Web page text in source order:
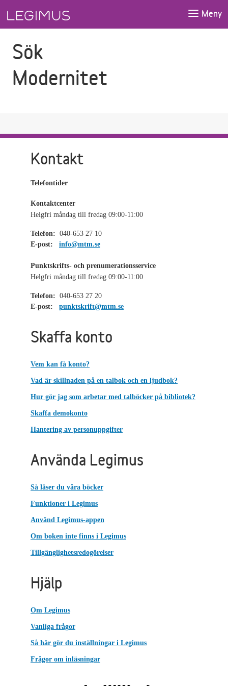
Meny
Sök
Modernitet
Kontakt
Telefontider
Kontaktcenter
Helgfri måndag till fredag 09:00-11:00
Telefon: 040-653 27 10
E-post:
info@mtm.se
Punktskrifts- och prenumerationsservice
Helgfri måndag till fredag 09:00-11:00
Telefon: 040-653 27 20
E-post:
punktskrift@mtm.se
Skaffa konto
Vem kan få konto?
Vad är skillnaden på en talbok och en ljudbok?
Hur gör jag som arbetar med talböcker på bibliotek?
Skaffa demokonto
Hantering av personuppgifter
Använda Legimus
Så läser du våra böcker
Funktioner i Legimus
Använd Legimus-appen
Om boken inte finns i Legimus
Tillgänglighetsredogörelser
Hjälp
Om Legimus
Vanliga frågor
Så här gör du inställningar i Legimus
Frågor om inläsningar